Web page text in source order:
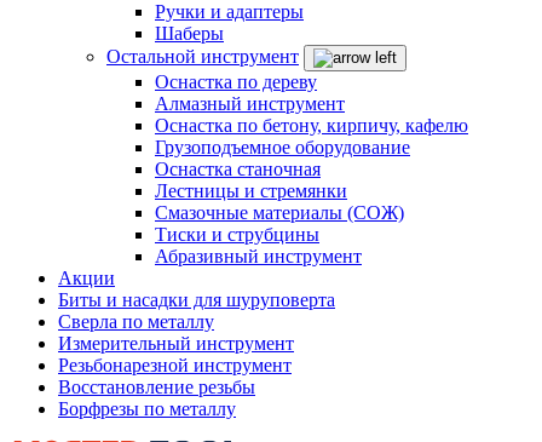
Ручки и адаптеры
Шаберы
Остальной инструмент
Оснастка по дереву
Алмазный инструмент
Оснастка по бетону, кирпичу, кафелю
Грузоподъемное оборудование
Оснастка станочная
Лестницы и стремянки
Смазочные материалы (СОЖ)
Тиски и струбцины
Абразивный инструмент
Акции
Биты и насадки для шуруповерта
Сверла по металлу
Измерительный инструмент
Резьбонарезной инструмент
Восстановление резьбы
Борфрезы по металлу